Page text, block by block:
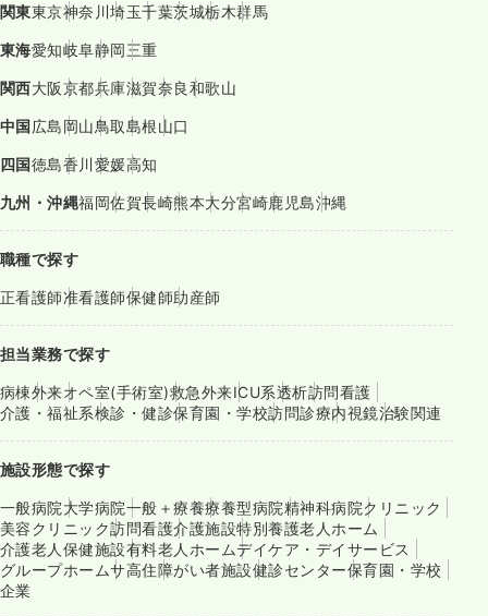
関東東京神奈川埼玉千葉茨城栃木群馬
東海愛知岐阜静岡三重
関西大阪京都兵庫滋賀奈良和歌山
中国広島岡山鳥取島根山口
四国徳島香川愛媛高知
九州・沖縄福岡佐賀長崎熊本大分宮崎鹿児島沖縄
職種で探す
正看護師准看護師保健師助産師
担当業務で探す
病棟外来オペ室(手術室)救急外来ICU系透析訪問看護
介護・福祉系検診・健診保育園・学校訪問診療内視鏡治験関連
施設形態で探す
一般病院大学病院一般＋療養療養型病院精神科病院クリニック
美容クリニック訪問看護介護施設特別養護老人ホーム
介護老人保健施設有料老人ホームデイケア・デイサービス
グループホームサ高住障がい者施設健診センター保育園・学校
企業